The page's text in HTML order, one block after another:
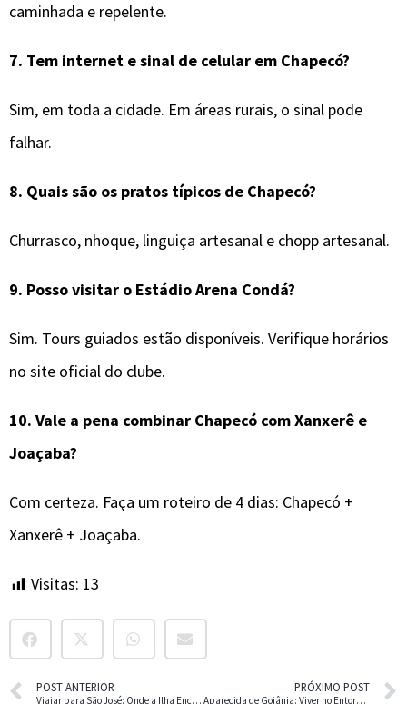
caminhada e repelente.
7. Tem internet e sinal de celular em Chapecó?
Sim, em toda a cidade. Em áreas rurais, o sinal pode
falhar.
8. Quais são os pratos típicos de Chapecó?
Churrasco, nhoque, linguiça artesanal e chopp artesanal.
9. Posso visitar o Estádio Arena Condá?
Sim. Tours guiados estão disponíveis. Verifique horários
no site oficial do clube.
10. Vale a pena combinar Chapecó com Xanxerê e
Joaçaba?
Com certeza. Faça um roteiro de 4 dias: Chapecó +
Xanxerê + Joaçaba.
Visitas: 13
POST ANTERIOR
Viajar para São José: Onde a Ilha Encontra o Continente
PRÓXIMO POST
Aparecida de Goiânia: Viver no Entorno de Goiânia